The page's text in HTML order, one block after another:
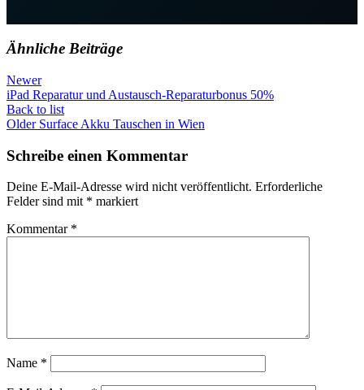
Ähnliche Beiträge
Newer
iPad Reparatur und Austausch-Reparaturbonus 50%
Back to list
Older Surface Akku Tauschen in Wien
Schreibe einen Kommentar
Deine E-Mail-Adresse wird nicht veröffentlicht. Erforderliche
Felder sind mit * markiert
Kommentar *
Name *